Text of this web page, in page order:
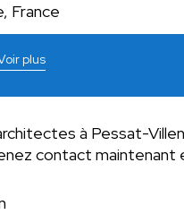
plus
à Pessat-
contact